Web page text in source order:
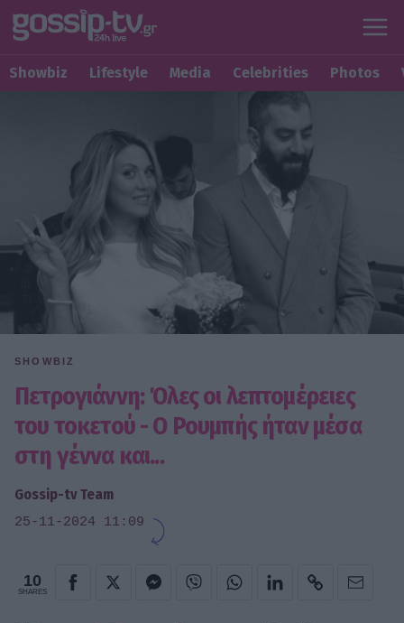
Showbiz Lifestyle Media Celebrities Photos
SHOWBIZ
Πετρογιάννη: Όλες οι λεπτομέρειες
του τοκετού - Ο Ρουμπής ήταν μέσα
στη γέννα και...
Gossip-tv Team
25-11-2024 11:09
10
SHARES